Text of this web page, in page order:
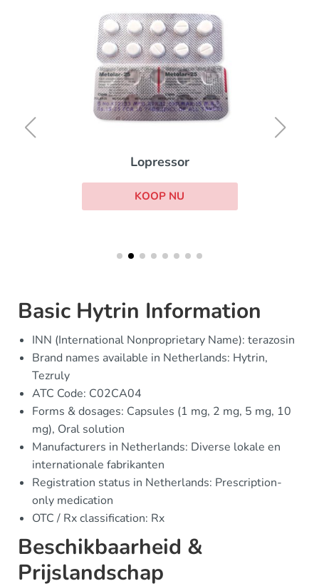
Lopressor
KOOP NU
Basic Hytrin Information
INN (International Nonproprietary Name): terazosin
Brand names available in Netherlands: Hytrin,
Tezruly
ATC Code: C02CA04
Forms & dosages: Capsules (1 mg, 2 mg, 5 mg, 10
mg), Oral solution
Manufacturers in Netherlands: Diverse lokale en
internationale fabrikanten
Registration status in Netherlands: Prescription-
only medication
OTC / Rx classification: Rx
Beschikbaarheid &
Prijslandschap